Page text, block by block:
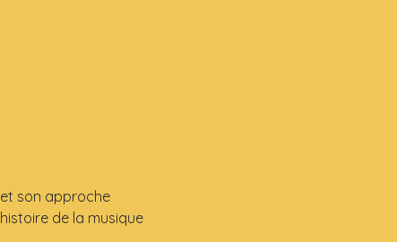
son approche
de la musique